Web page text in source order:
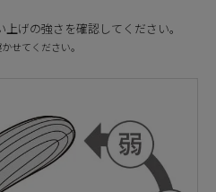
げの強さを確認してください。
せてください。